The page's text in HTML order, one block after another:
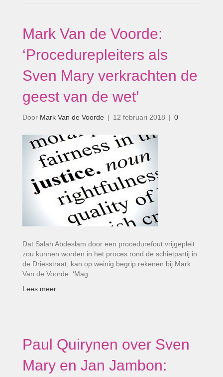
Mark Van de Voorde:
‘Procedurepleiters als
Sven Mary verkrachten de
geest van de wet’
Door Mark Van de Voorde | 12 februari 2018 | 0
Dat Salah Abdeslam door een procedurefout vrijgepleit
zou kunnen worden in het proces rond de schietpartij in
de Driesstraat, kan op weinig begrip rekenen bij Mark
Van de Voorde. ‘Mag…
Lees meer
Paul Quirynen over Sven
Mary en Jan Jambon: